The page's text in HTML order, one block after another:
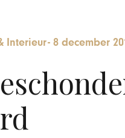
Interieur-8 december